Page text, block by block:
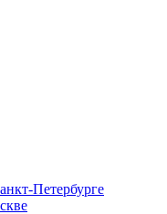
Петербурге